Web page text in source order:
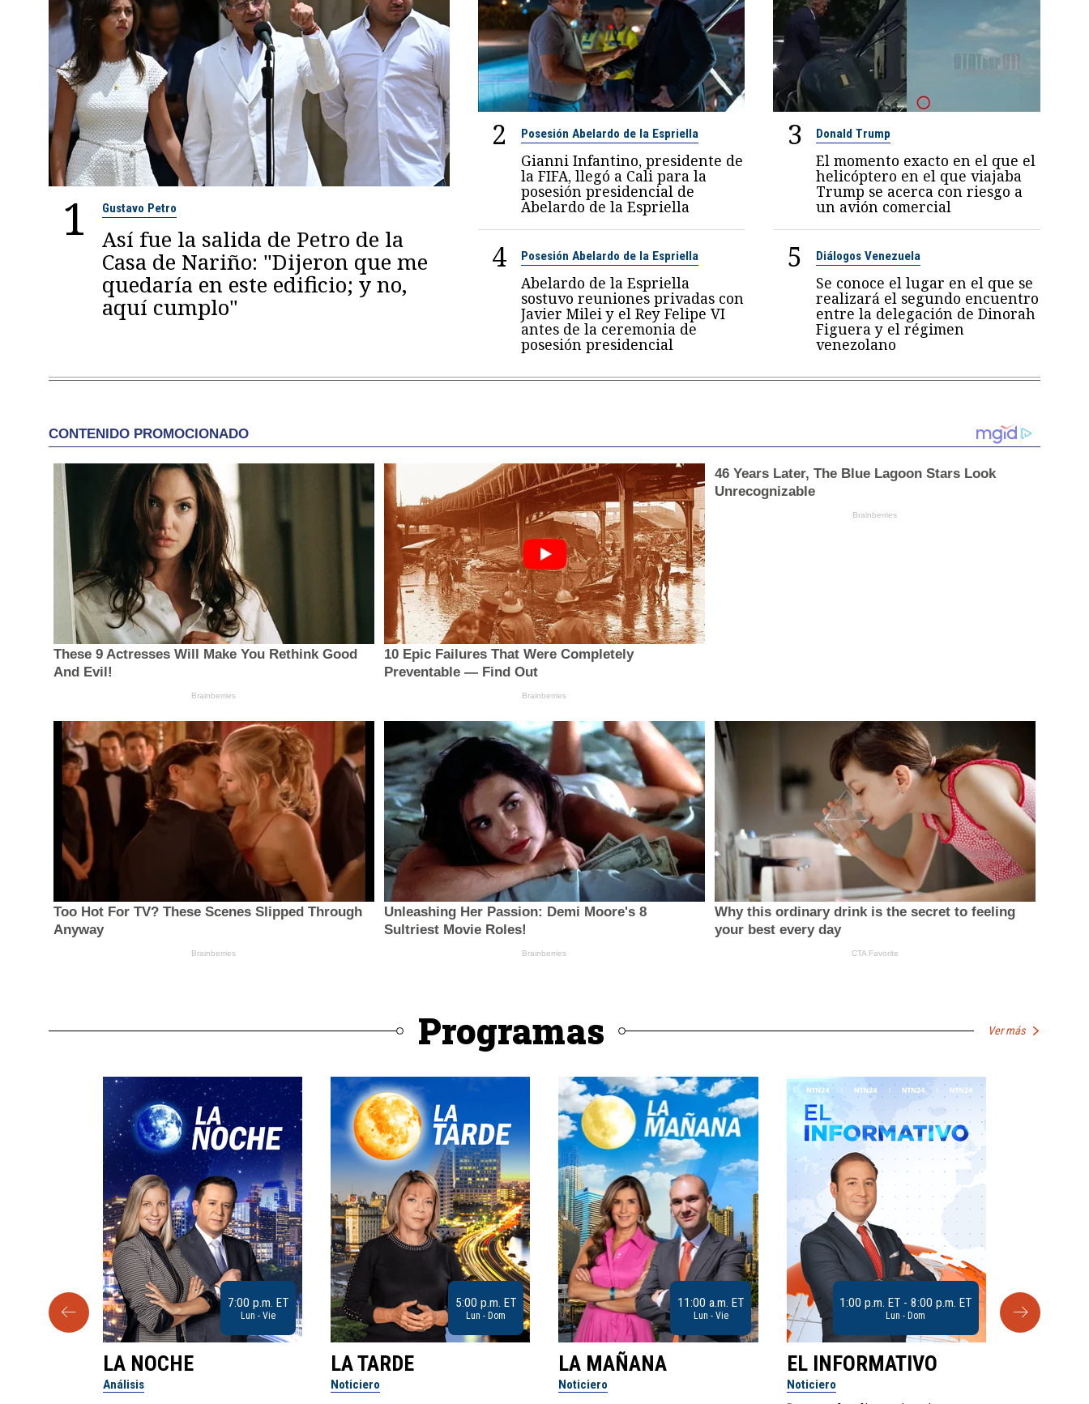
1 Gustavo Petro
Así fue la salida de Petro de la
Casa de Nariño: "Dijeron que me
quedaría en este edificio; y no,
aquí cumplo"
2 Posesión Abelardo de la Espriella
Gianni Infantino, presidente de
la FIFA, llegó a Cali para la
posesión presidencial de
Abelardo de la Espriella
3 Donald Trump
El momento exacto en el que el
helicóptero en el que viajaba
Trump se acerca con riesgo a
un avión comercial
4 Posesión Abelardo de la Espriella
Abelardo de la Espriella
sostuvo reuniones privadas con
Javier Milei y el Rey Felipe VI
antes de la ceremonia de
posesión presidencial
5 Diálogos Venezuela
Se conoce el lugar en el que se
realizará el segundo encuentro
entre la delegación de Dinorah
Figuera y el régimen
venezolano
Programas Ver más
9:30 a.m. ET 7:00 p.m. ET
Lun - Vie
LA NOCHE
Análisis
5:00 p.m. ET
Lun - Dom
LA TARDE
Noticiero
11:00 a.m. ET
Lun - Vie
LA MAÑANA
Noticiero
1:00 p.m. ET - 8:00 p.m. ET
Lun - Dom
EL INFORMATIVO
Noticiero